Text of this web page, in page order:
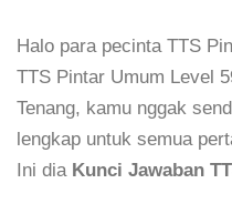
Halo para pecinta TTS
TTS Pintar Umum Level
Tenang, kamu nggak
lengkap untuk semua
Ini dia Kunci Jawaban